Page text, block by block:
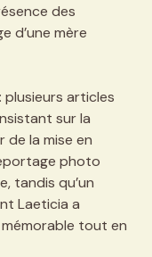
des
d’une mère
articles
sur la
la mise en
photo
tandis qu’un
Laeticia a
tout en